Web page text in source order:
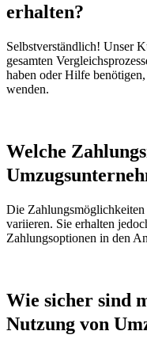
erhalten?
Selbstverständlich! Unser
gesamten
haben oder Hilfe
wenden.
Welche
Die
variieren. Sie erhalten
Zahlungsoptionen in den
Wie sicher sind
Nutzung von